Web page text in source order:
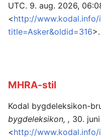
UTC. 9. aug. 2026,
<http://www.kodal.info/
title=Asker&oldid=316>.
MHRA-stil
Kodal bygdeleksikon-
bygdeleksikon, , 30.
<http://www.kodal.info/